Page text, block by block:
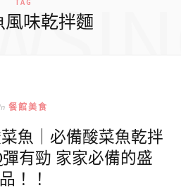
風味乾拌麵
In 餐館美食
魚｜必備酸菜魚乾拌
有勁 家家必備的盛
品！！